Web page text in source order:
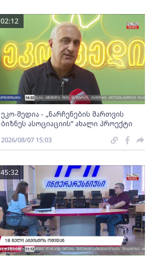
ეკო-მედია - „ნარჩენების მართვის
ბიზნეს ასოციაციის” ახალი პროექტი
02:12
2026/08/07 15:03
45:32